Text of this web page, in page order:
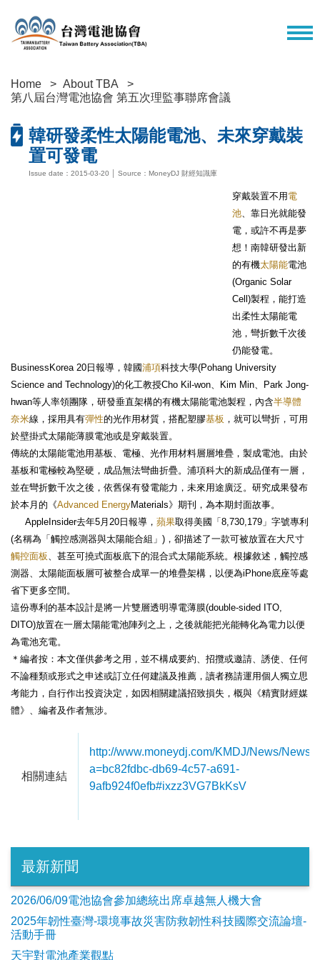
Home
About TBA
第八屆台灣電池協會 第五次理監事聯席會議
韓研發柔性太陽能電池、未來穿戴裝
置可發電
Issue date：2015-03-20 │ Source：MoneyDJ 財經知識庫
穿戴裝置不用電
池 、靠日光就能發
電，或許不再是夢
想！南韓研發出新
的有機太陽能電池
(Organic Solar
Cell)製程，能打造
出柔性太陽能電
池，彎折數千次後
仍能發電。
BusinessKorea 20日報導，韓國浦項科技大學(Pohang University
Science and Technology)的化工教授Cho Kil-won、Kim Min、Park Jong-
hwan等人率領團隊，研發垂直架構的有機太陽能電池製程，內含半導體
奈米線，採用具有彈性的光作用材質，搭配塑膠基板 ，就可以彎折，可用
於壁掛式太陽能薄膜電池或是穿戴裝置。
傳統的太陽能電池用基板、電極、光作用材料層層堆疊，製成電池。由於
基板和電極較為堅硬，成品無法彎曲折疊。浦項科大的新成品僅有一層，
並在彎折數千次之後，依舊保有發電能力，未來用途廣泛。研究成果發布
於本月的《Advanced EnergyMaterials》期刊，為本期封面故事。
AppleInsider去年5月20日報導， 蘋果取得美國「8,730,179」字號專利
(名稱為「觸控感測器與太陽能合組」)，卻描述了一款可被放置在大尺寸
觸控面板 、甚至可撓式面板底下的混合式太陽能系統。根據敘述，觸控感
測器、太陽能面板層可被整合成單一的堆疊架構，以便為iPhone底座等處
省下更多空間。
這份專利的基本設計是將一片雙層透明導電薄膜(double-sided ITO,
DITO)放置在一層太陽能電池陣列之上，之後就能把光能轉化為電力以便
為電池充電。
＊編者按：本文僅供參考之用，並不構成要約、招攬或邀請、誘使、任何
不論種類或形式之申述或訂立任何建議及推薦，讀者務請運用個人獨立思
考能力，自行作出投資決定，如因相關建議招致損失，概與《精實財經媒
體》、編者及作者無涉。
相關連結
http://www.moneydj.com/KMDJ/News/
a=bc82fdbc-db69-4c57-a691-
9afb924f0efb#ixzz3VG7BkKsV
最新新聞
2026/06/09電池協會參加總統出席卓越無人機大會
2025年韌性臺灣-環境事故災害防救韌性科技國際交流論壇-
活動手冊
天宇對電池產業觀點